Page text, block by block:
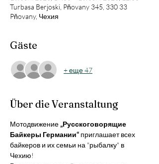
Turbasa Berjoski, Pňovany 345, 330 33
Pňovany, Чехия
Gäste
+ еще 47
Über die Veranstaltung
Мотодвижение „Русскоговорящие
Байкеры Германии“ приглашает всех
байкеров и их семьи на "рыбалку" в
Чехию!